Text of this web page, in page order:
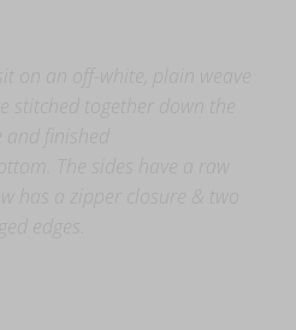
on an off-white, plain weave
stitched together down the
and finished
The sides have a raw
has a zipper closure & two